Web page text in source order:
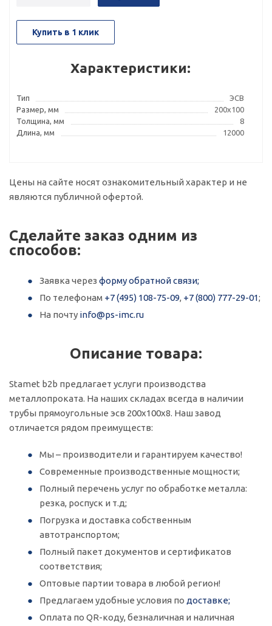
Купить в 1 клик
Характеристики:
Тип
ЭСВ
Размер, мм
200x100
Толщина, мм
8
Длина, мм
12000
Цены на сайте носят ознакомительный характер и не
являются публичной офертой.
Сделайте заказ одним из
способов:
Заявка через форму обратной связи;
По телефонам +7 (495) 108-75-09, +7 (800) 777-29-01;
На почту info@ps-imc.ru
Описание товара:
Stamet b2b предлагает услуги производства
металлопроката. На наших складах всегда в наличии
трубы прямоугольные эсв 200х100х8. Наш завод
отличается рядом преимуществ:
Мы – производители и гарантируем качество!
Современные производственные мощности;
Полный перечень услуг по обработке металла:
резка, роспуск и т.д;
Погрузка и доставка собственным
автотранспортом;
Полный пакет документов и сертификатов
соответствия;
Оптовые партии товара в любой регион!
Предлагаем удобные условия по доставке;
Оплата по QR-коду, безналичная и наличная